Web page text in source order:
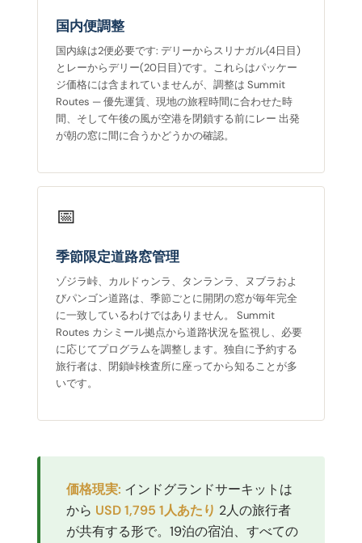
国内便調整
国内線は2便必要です: デリーからスリナガル(4日目)
とレーからデリー(20日目)です。これらはパッケー
ジ価格には含まれていませんが、調整は Summit
Routes — 優先運賃、現地の旅程時間に合わせた時
間、そして午後の風が空港を閉鎖する前にレー 出発
が朝の窓に間に合うかどうかの確認。
📅
季節限定道路窓管理
ゾジラ峠、カルドゥンラ、タンランラ、ヌブラおよ
びパンゴン道路は、季節ごとに開閉の窓が毎年完全
に一致しているわけではありません。 Summit
Routes カシミール拠点から道路状況を監視し、必要
に応じてプログラムを調整します。独自に予約する
旅行者は、閉鎖峠検査所に座ってから知ることが多
いです。
価格現実: インドグランドサーキットは
から USD 1,795 1人あたり 2人の旅行者
が共有する形で。19泊の宿泊、すべての